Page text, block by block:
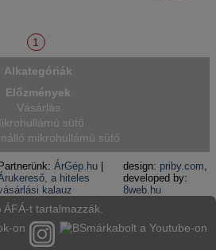
1
Alkategóriák
Előzmények
Vásárlás
sütő
mikrohullámú sütő
Partnerünk:ÁrGép.hu
a hiteles
kalauz
design: priby.com
developed by:
8web.hu
t tartalmazzák.